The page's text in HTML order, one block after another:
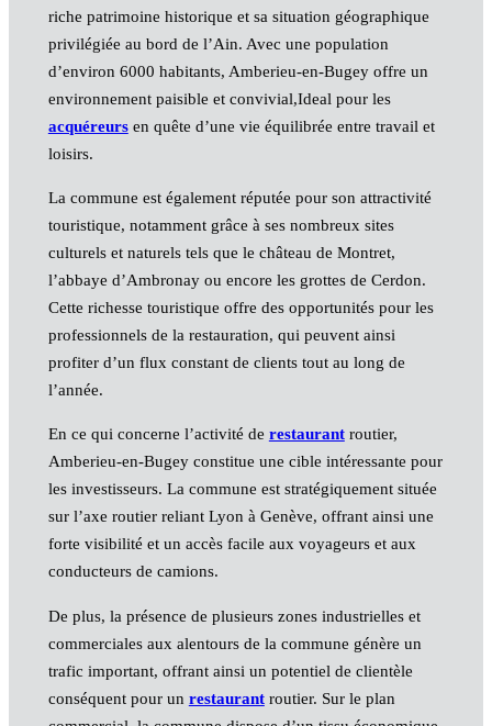
riche patrimoine historique et sa situation géographique
privilégiée au bord de l’Ain. Avec une population
d’environ 6000 habitants, Amberieu-en-Bugey offre un
environnement paisible et convivial,Ideal pour les
acquéreursen quête d’une vie équilibrée entre travail et
loisirs.
La commune est également réputée pour son attractivité
touristique, notamment grâce à ses nombreux sites
culturels et naturels tels que le château de Montret,
l’abbaye d’Ambronay ou encore les grottes de Cerdon.
Cette richesse touristique offre des opportunités pour les
professionnels de la restauration, qui peuvent ainsi
profiter d’un flux constant de clients tout au long de
l’année.
En ce qui concerne l’activité de restaurantroutier,
Amberieu-en-Bugey constitue une cible intéressante pour
les investisseurs. La commune est stratégiquement située
sur l’axe routier reliant Lyon à Genève, offrant ainsi une
forte visibilité et un accès facile aux voyageurs et aux
conducteurs de camions.
De plus, la présence de plusieurs zones industrielles et
commerciales aux alentours de la commune génère un
trafic important, offrant ainsi un potentiel de clientèle
conséquent pour un restaurantroutier. Sur le plan